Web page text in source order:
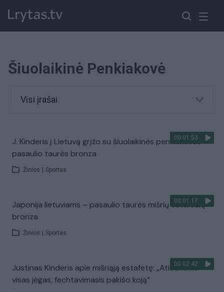
Šiuolaikinė Penkiakovė
Visi įrašai
00:01:53
J. Kinderis į Lietuvą grįžo su šiuolaikinės penkiakovės
pasaulio taurės bronza
Žinios Sportas
00:01:17
Japonija lietuviams – pasaulio taurės mišrių estafečių
bronza
Žinios Sportas
00:02:42
Justinas Kinderis apie mišriąją estafetę: „Atidavėme
visas jėgas, fechtavimasis pakišo koją“